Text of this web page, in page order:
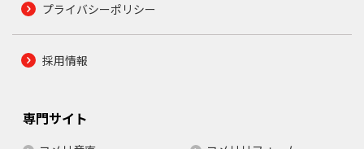
プライバシーポリシー
採用情報
専門サイト